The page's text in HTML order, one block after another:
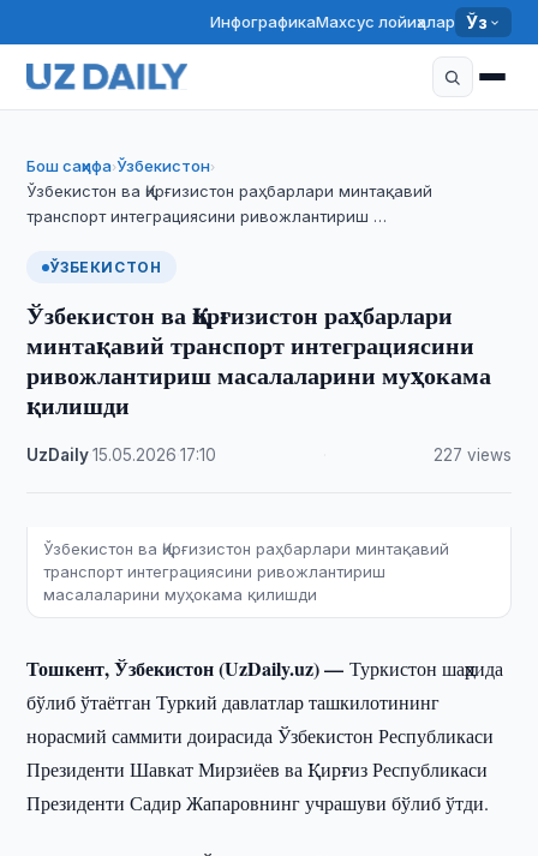
ИнфографикаМахсус лойиҳалар Ўз
Бош саҳифа›Ўзбекистон›
Ўзбекистон ва Қирғизистон раҳбарлари минтақавий
транспорт интеграциясини ривожлантириш …
ЎЗБЕКИСТОН
Ўзбекистон ва Қирғизистон раҳбарлари
минтақавий транспорт интеграциясини
ривожлантириш масалаларини муҳокама
қилишди
UzDaily·15.05.2026 ·17:10 227 views
Ўзбекистон ва Қирғизистон раҳбарлари минтақавий
транспорт интеграциясини ривожлантириш
масалаларини муҳокама қилишди
Тошкент, Ўзбекистон (UzDaily.uz) —Туркистон шаҳрида
бўлиб ўтаётган Туркий давлатлар ташкилотининг
норасмий саммити доирасида Ўзбекистон Республикаси
Президенти Шавкат Мирзиёев ва Қирғиз Республикаси
Президенти Садир Жапаровнинг учрашуви бўлиб ўтди.